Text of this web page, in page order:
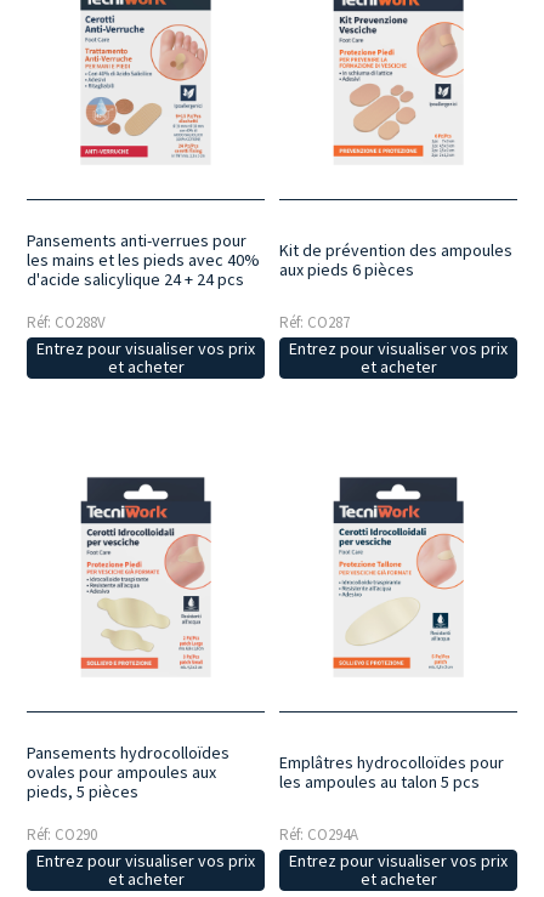
Pansements anti-verrues pour
les mains et les pieds avec 40%
d'acide salicylique 24 + 24 pcs
Réf: CO288V
Entrez pour visualiser vos prix
et acheter
Kit de prévention des ampoules
aux pieds 6 pièces
Réf: CO287
Entrez pour visualiser vos prix
et acheter
Pansements hydrocolloïdes
ovales pour ampoules aux
pieds, 5 pièces
Réf: CO290
Entrez pour visualiser vos prix
et acheter
Emplâtres hydrocolloïdes pour
les ampoules au talon 5 pcs
Réf: CO294A
Entrez pour visualiser vos prix
et acheter